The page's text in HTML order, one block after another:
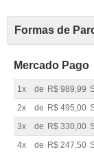
Formas de
Mercado Pago
1x de R$ 989,99
2x
de R$ 495,00
3x
de R$ 330,00
4x
de R$ 247,50